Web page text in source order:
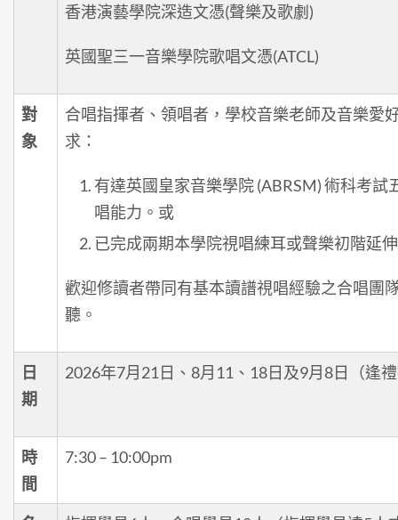
香港演藝學院深造文憑(聲樂及歌劇)
英國聖三一音樂學院歌唱文憑(ATCL)
對
象
合唱指揮者、領唱者，學校音樂老師及音樂愛
求：
有達英國皇家音樂學院 (ABRSM) 術科考試
唱能力。或
已完成兩期本學院視唱練耳或聲樂初階延
歡迎修讀者帶同有基本讀譜視唱經驗之合唱團
聽。
日
期
2026年7月21日、8月11、18日及9月8日（逢
時
間
7:30 – 10:00pm